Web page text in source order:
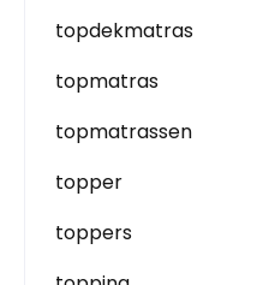
topdekmatras
topmatras
topmatrassen
topper
toppers